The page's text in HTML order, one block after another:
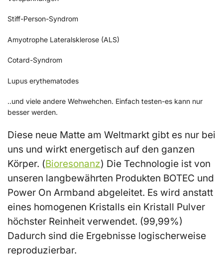
Stiff-Person-Syndrom
Amyotrophe Lateralsklerose (ALS)
Cotard-Syndrom
Lupus erythematodes
..und viele andere Wehwehchen. Einfach testen-es kann nur
besser werden.
Diese neue Matte am Weltmarkt gibt es nur bei
uns und wirkt energetisch auf den ganzen
Körper. (Bioresonanz) Die Technologie ist von
unseren langbewährten Produkten BOTEC und
Power On Armband abgeleitet. Es wird anstatt
eines homogenen Kristalls ein Kristall Pulver
höchster Reinheit verwendet. (99,99%)
Dadurch sind die Ergebnisse logischerweise
reproduzierbar.